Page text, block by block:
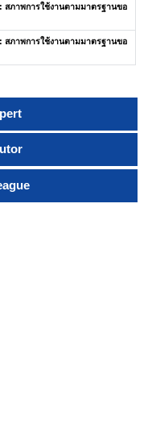
ภาพการใช้งานตามมาตรฐานขอ
ภาพการใช้งานตามมาตรฐานขอ